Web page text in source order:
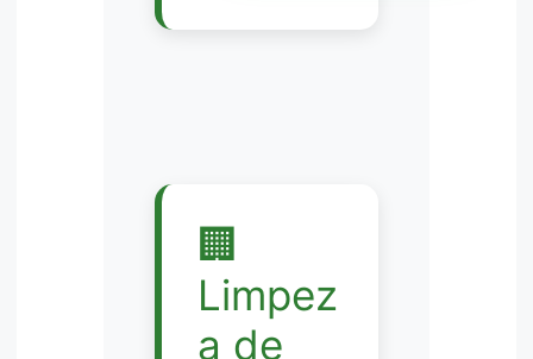
🏢
Limpez
a de